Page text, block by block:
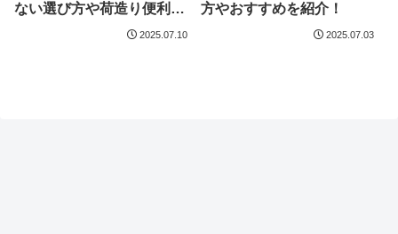
ない選び方や荷造り便利グ
2025.07.10
方やおすすめを紹介！
2025.07.03